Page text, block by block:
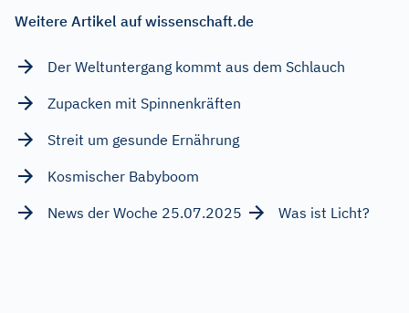
Weitere Artikel auf wissenschaft.de
Der Weltuntergang kommt aus dem Schlauch
Zupacken mit Spinnenkräften
Streit um gesunde Ernährung
Kosmischer Babyboom
News der Woche 25.07.2025
Was ist Licht?